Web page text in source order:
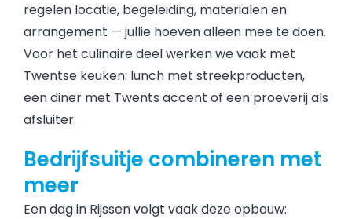
regelen locatie, begeleiding, materialen en
arrangement — jullie hoeven alleen mee te doen.
Voor het culinaire deel werken we vaak met
Twentse keuken: lunch met streekproducten,
een diner met Twents accent of een proeverij als
afsluiter.
Bedrijfsuitje combineren met
meer
Een dag in Rijssen volgt vaak deze opbouw: